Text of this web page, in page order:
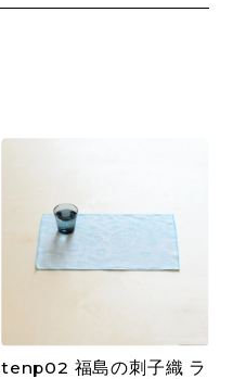
tenp02 福島の刺子織 ラ